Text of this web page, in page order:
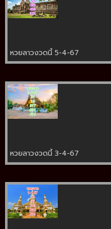
หวยลาวงวดนี้ 5-4-67
หวยลาวงวดนี้ 3-4-67